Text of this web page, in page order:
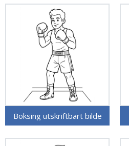
Boksing utskriftbart bilde